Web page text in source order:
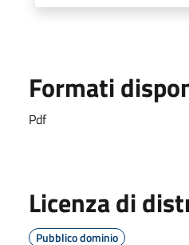
Formati
Pdf
Licenza di
Pubblico dominio